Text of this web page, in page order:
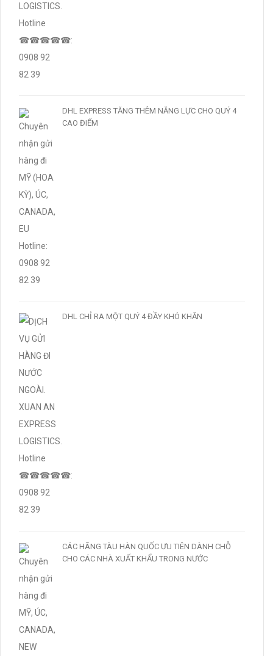
DHL EXPRESS TĂNG THÊM NĂNG LỰC CHO QUÝ 4
CAO ĐIỂM
DHL CHỈ RA MỘT QUÝ 4 ĐẦY KHÓ KHĂN
CÁC HÃNG TÀU HÀN QUỐC ƯU TIÊN DÀNH CHỖ
CHO CÁC NHÀ XUẤT KHẨU TRONG NƯỚC